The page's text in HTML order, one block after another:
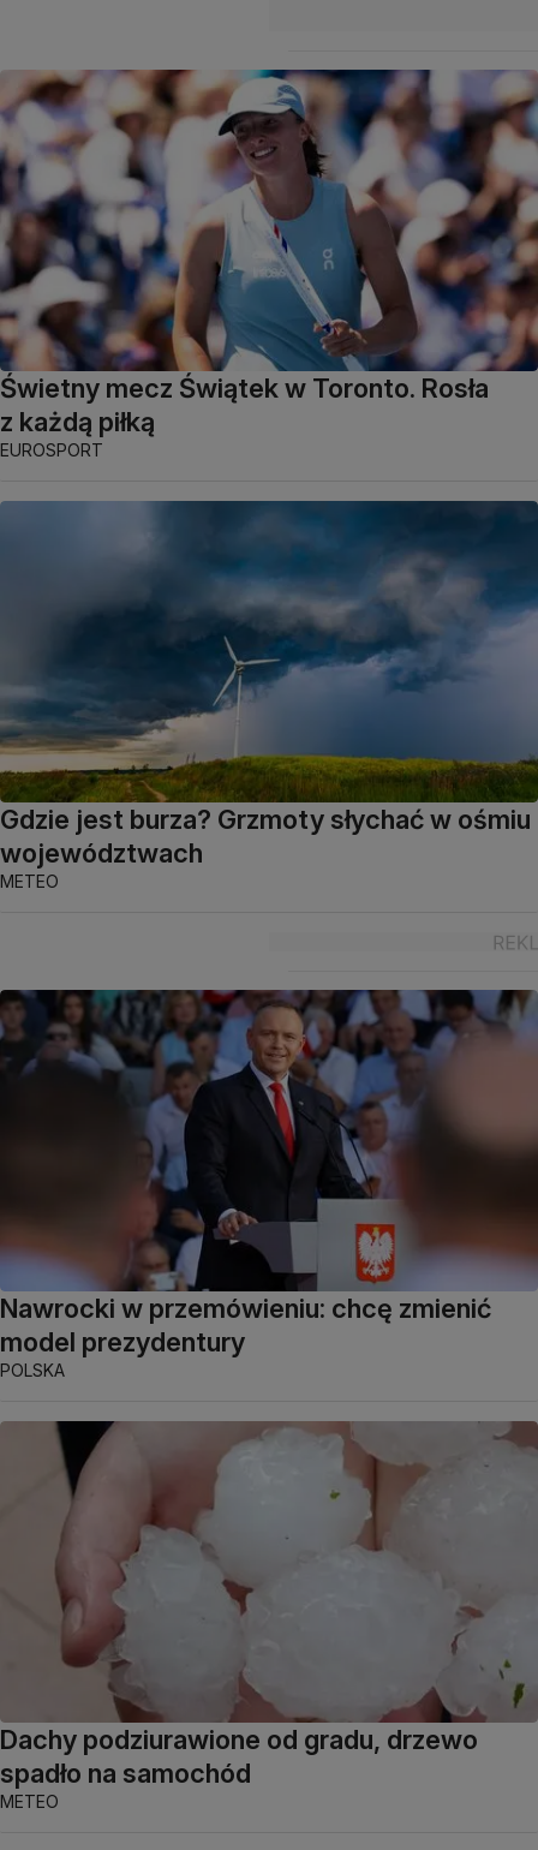
Świetny mecz Świątek w Toronto. Rosła
z każdą piłką
EUROSPORT
Gdzie jest burza? Grzmoty słychać w ośmiu
województwach
METEO
Nawrocki w przemówieniu: chcę zmienić
model prezydentury
POLSKA
Dachy podziurawione od gradu, drzewo
spadło na samochód
METEO